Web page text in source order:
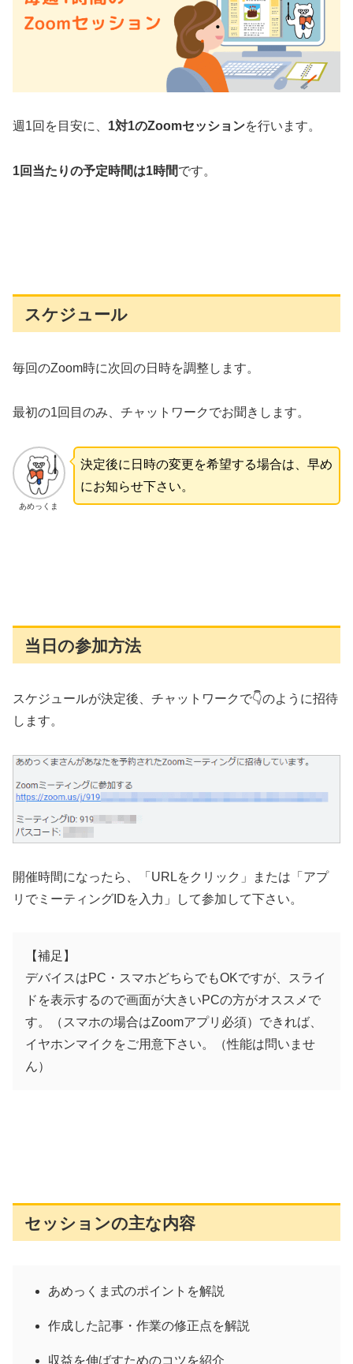
週1回を目安に、 1対1のZoomセッションを行います。
1回当たりの予定時間は1時間です。
スケジュール
毎回のZoom時に次回の日時を調整します。
最初の1回目のみ、チャットワークでお聞きします。
あめっくま
決定後に日時の変更を希望する場合は、早め
にお知らせ下さい。
当日の参加方法
スケジュールが決定後、チャットワークで👇のように招待
します。
開催時間になったら、「URLをクリック」または「アプ
リでミーティングIDを入力」して参加して下さい。
【補足】
デバイスはPC・スマホどちらでもOKですが、スライ
ドを表示するので画面が大きいPCの方がオススメで
す。（スマホの場合はZoomアプリ必須）できれば、
イヤホンマイクをご用意下さい。（性能は問いませ
ん）
セッションの主な内容
あめっくま式のポイントを解説
作成した記事・作業の修正点を解説
収益を伸ばすためのコツを紹介